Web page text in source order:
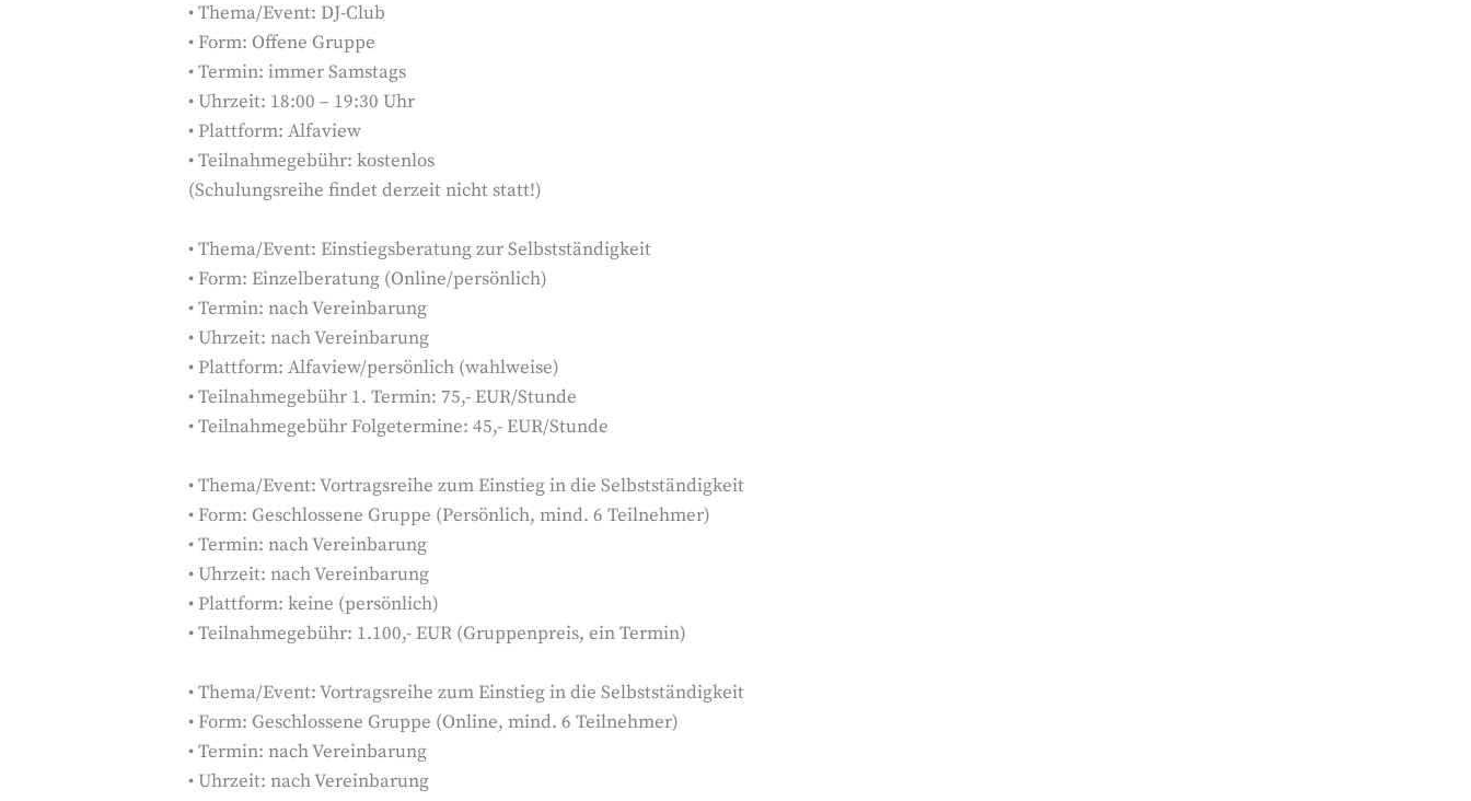
• Thema/Event: DJ-Club
• Form: Offene Gruppe
• Termin: immer Samstags
• Uhrzeit: 18:00 – 19:30 Uhr
• Plattform: Alfaview
• Teilnahmegebühr: kostenlos
(Schulungsreihe findet derzeit nicht statt!)
• Thema/Event: Einstiegsberatung zur Selbstständigkeit
• Form: Einzelberatung (Online/persönlich)
• Termin: nach Vereinbarung
• Uhrzeit: nach Vereinbarung
• Plattform: Alfaview/persönlich (wahlweise)
• Teilnahmegebühr 1. Termin: 75,- EUR/Stunde
• Teilnahmegebühr Folgetermine: 45,- EUR/Stunde
• Thema/Event: Vortragsreihe zum Einstieg in die Selbstständigkeit
• Form: Geschlossene Gruppe (Persönlich, mind. 6 Teilnehmer)
• Termin: nach Vereinbarung
• Uhrzeit: nach Vereinbarung
• Plattform: keine (persönlich)
• Teilnahmegebühr: 1.100,- EUR (Gruppenpreis, ein Termin)
• Thema/Event: Vortragsreihe zum Einstieg in die Selbstständigkeit
• Form: Geschlossene Gruppe (Online, mind. 6 Teilnehmer)
• Termin: nach Vereinbarung
• Uhrzeit: nach Vereinbarung